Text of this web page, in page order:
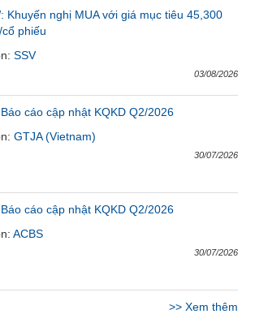
Khuyến nghị MUA với giá mục tiêu 45,300
phiếu
:SSV
03/08/2026
cáo cập nhật KQKD Q2/2026
:GTJA (Vietnam)
30/07/2026
cáo cập nhật KQKD Q2/2026
:ACBS
30/07/2026
>> Xem thêm
nội bộ Người liên quan Cổ đông lớn